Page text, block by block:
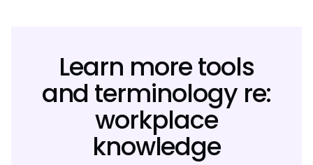
Learn more tools
and terminology re:
workplace
knowledge